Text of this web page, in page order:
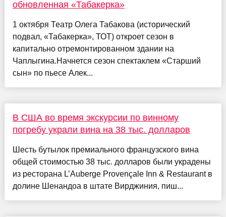
обновленная «Табакерка»
1 октября Театр Олега Табакова (исторический
подвал, «Табакерка», ТОТ) откроет сезон в
капитально отремонтированном здании на
Чаплыгина.Начнется сезон спектаклем «Старший
сын» по пьесе Алек...
В США во время экскурсии по винному
погребу украли вина на 38 тыс. долларов
Шесть бутылок премиального французского вина
общей стоимостью 38 тыс. долларов были украдены
из ресторана L’Auberge Provençale Inn & Restaurant в
долине Шенандоа в штате Вирджиния, пиш...